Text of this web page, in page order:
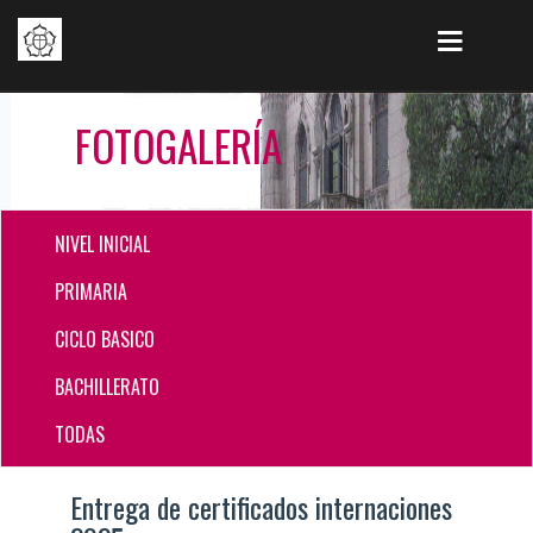
FOTOGALERÍA
NIVEL INICIAL
PRIMARIA
CICLO BASICO
BACHILLERATO
TODAS
Entrega de certificados internaciones